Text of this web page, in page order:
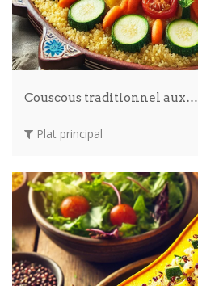
Couscous traditionnel aux…
Plat principal